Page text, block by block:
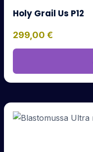
Holy Grail Us P12
299,00 €